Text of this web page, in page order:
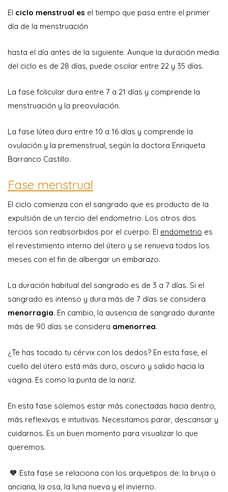
El ciclo menstrual es el tiempo que pasa entre el primer
día de la menstruación
hasta el día antes de la siguiente. Aunque la duración media
del ciclo es de 28 días, puede oscilar entre 22 y 35 días.
La fase folicular dura entre 7 a 21 días y comprende la
menstruación y la preovulación.
La fase lútea dura entre 10 a 16 días y comprende la
ovulación y la premenstrual, según la doctora Enriqueta
Barranco Castillo.
Fase menstrual
El ciclo comienza con el sangrado que es producto de la
expulsión de un tercio del endometrio. Los otros dos
tercios son reabsorbidos por el cuerpo. El endometrio es
el revestimiento interno del útero y se renueva todos los
meses con el fin de albergar un embarazo.
La duración habitual del sangrado es de 3 a 7 días. Si el
sangrado es intenso y dura más de 7 días se considera
menorragia. En cambio, la ausencia de sangrado durante
más de 90 días se considera amenorrea.
¿Te has tocado tu cérvix con los dedos? En esta fase, el
cuello del útero está más duro, oscuro y salido hacia la
vagina. Es como la punta de la nariz.
En esta fase solemos estar más conectadas hacia dentro,
más reflexivas e intuitivas. Necesitamos parar, descansar y
cuidarnos. Es un buen momento para visualizar lo que
queremos.
🧡 Esta fase se relaciona con los arquetipos de: la bruja o
anciana, la osa, la luna nueva y el invierno.